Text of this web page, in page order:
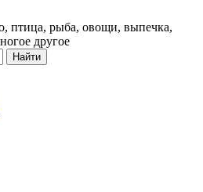
птица, рыба, овощи, выпечка,
другое